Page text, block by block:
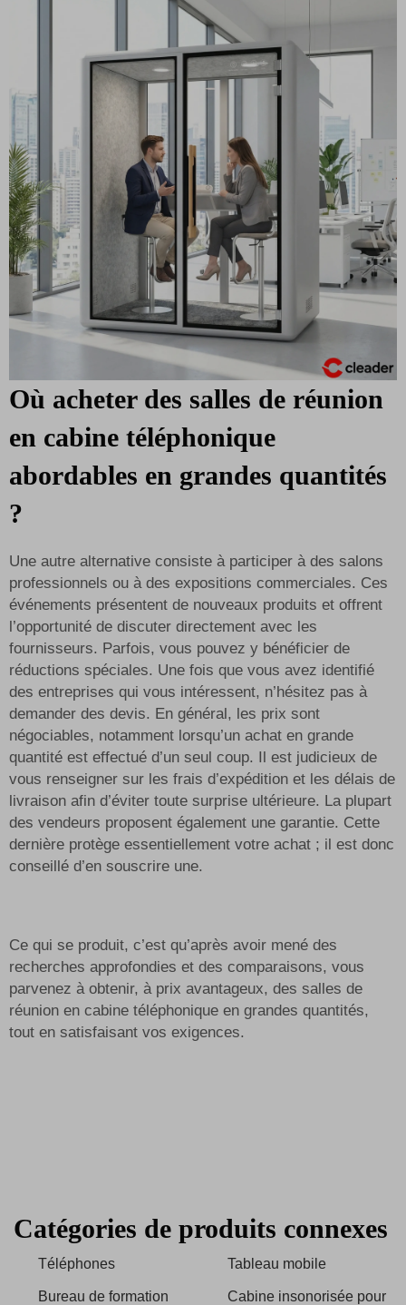
Où acheter des salles de réunion
en cabine téléphonique
abordables en grandes quantités
?
Une autre alternative consiste à participer à des salons
professionnels ou à des expositions commerciales. Ces
événements présentent de nouveaux produits et offrent
l’opportunité de discuter directement avec les
fournisseurs. Parfois, vous pouvez y bénéficier de
réductions spéciales. Une fois que vous avez identifié
des entreprises qui vous intéressent, n’hésitez pas à
demander des devis. En général, les prix sont
négociables, notamment lorsqu’un achat en grande
quantité est effectué d’un seul coup. Il est judicieux de
vous renseigner sur les frais d’expédition et les délais de
livraison afin d’éviter toute surprise ultérieure. La plupart
des vendeurs proposent également une garantie. Cette
dernière protège essentiellement votre achat ; il est donc
conseillé d’en souscrire une.
Ce qui se produit, c’est qu’après avoir mené des
recherches approfondies et des comparaisons, vous
parvenez à obtenir, à prix avantageux, des salles de
réunion en cabine téléphonique en grandes quantités,
tout en satisfaisant vos exigences.
Catégories de produits connexes
Téléphones Tableau mobile
Bureau de formation
Cabine insonorisée pour